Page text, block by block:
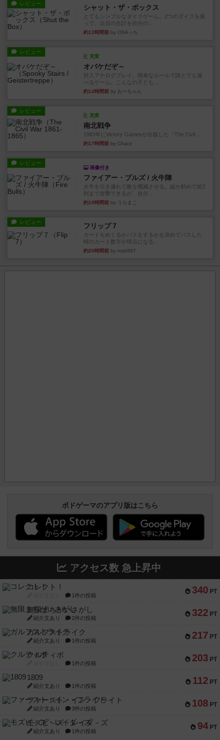
レビュー シャット・ザ・ボックス
とてもシンプルなダイスゲーム。2つのダイスを振
って、出目の合計を自分の...
約12時間前 by OSAっち
レビュー
充実
オバケだぞ～
対人アナログプレイ。簡単なルールで誰とでも遊
べるゲーム。こんなの子ども...
約14時間前 by おーちゃん
レビュー
充実
南北戦争
1983年にVictory Gamesが出版した『The Civil ...
約17時間前 by Chaco
レビュー
画像付き
ファイアー・ブルズ / 火牛陣
火牛を引き連れて敵を殲滅させる。縦か斜めで前2
列まで攻撃できるが、自分...
約19時間前 by うらまこ
レビュー フリップ７
カードをめくるかパスをするかを決めてパスした
時のカード数字が得点になる...
約20時間前 by mob567
ボドゲーマのアプリ版はこちら
アクセス数 急上昇中
340 PT
コレクト！
1件の投稿
322 PT
無限まちがいさがし
紹介文あり 2件の投稿
217 PT
ガルフストライク
紹介文あり 1件の投稿
203 PT
クルティボ
1件の投稿
112 PT
1809
紹介文あり 1件の投稿
108 PT
ファースト・イン・フライト
紹介文あり 3件の投稿
94 PT
モズビ－ズ・レイダ－ズ
紹介文あり 1件の投稿